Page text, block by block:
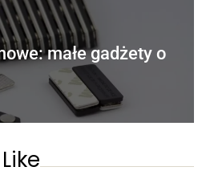
małe gadżety o